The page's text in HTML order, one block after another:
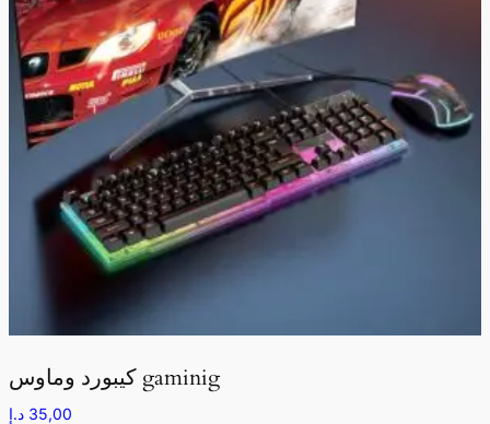
كيبورد وماوس gaminig
35,00 د.إ